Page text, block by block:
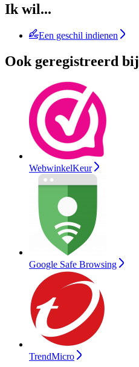
Ik wil...
Een geschil indienen
Ook geregistreerd bij
WebwinkelKeur
Google Safe Browsing
TrendMicro